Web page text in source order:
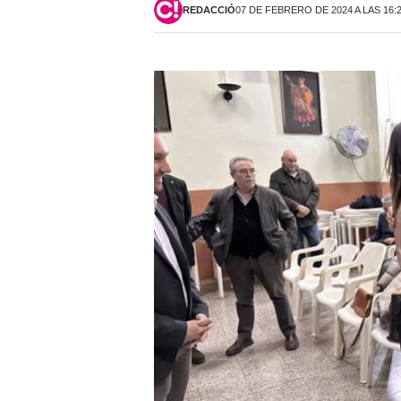
REDACCIÓ07 DE FEBRERO DE 2024 A LAS